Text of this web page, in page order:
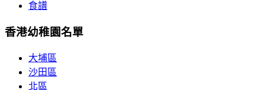
食譜
香港幼稚園名單
大埔區
沙田區
北區